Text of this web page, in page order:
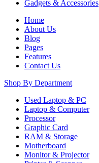
Gadgets & Accessories
Home
About Us
Blog
Pages
Features
Contact Us
Shop By Department
Used Laptop & PC
Laptop & Computer
Processor
Graphic Card
RAM & Storage
Motherboard
Monitor & Projector